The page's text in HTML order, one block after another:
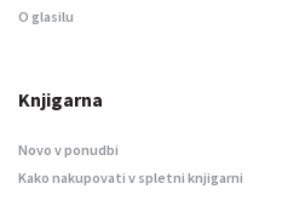
O glasilu
Knjigarna
Novo v ponudbi
Kako nakupovati v spletni knjigarni